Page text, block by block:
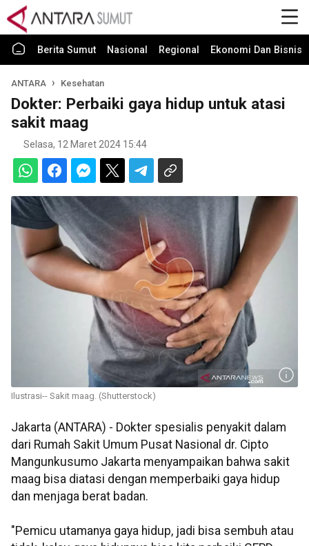
Berita Sumut Nasional Regional Ekonomi Dan Bisnis
ANTARA Kesehatan
Dokter: Perbaiki gaya hidup untuk atasi
sakit maag
Selasa, 12 Maret 2024 15:44
Ilustrasi-- Sakit maag. (Shutterstock)
Jakarta (ANTARA) - Dokter spesialis penyakit dalam
dari Rumah Sakit Umum Pusat Nasional dr. Cipto
Mangunkusumo Jakarta menyampaikan bahwa sakit
maag bisa diatasi dengan memperbaiki gaya hidup
dan menjaga berat badan.
"Pemicu utamanya gaya hidup, jadi bisa sembuh atau